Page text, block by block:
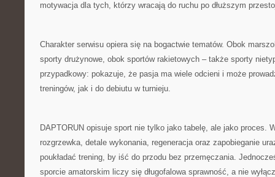
motywacja dla tych, którzy wracają do ruchu po dłuższym
Charakter serwisu opiera się na bogactwie tematów. Obok
sporty drużynowe, obok sportów rakietowych – także sporty
przypadkowy: pokazuje, że pasja ma wiele odcieni i może
treningów, jak i do debiutu w turnieju.
DAPTORUN opisuje sport nie tylko jako tabelę, ale jako proces.
rozgrzewka, detale wykonania, regeneracja oraz zapobieganie
poukładać trening, by iść do przodu bez przemęczania.
sporcie amatorskim liczy się długofalowa sprawność, a nie